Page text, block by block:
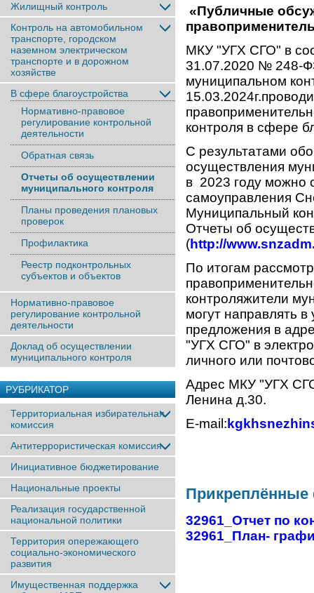
Жилищный контроль
Контроль на автомобильном
транспорте, городском
наземном электрическом
транспорте и в дорожном
хозяйстве
В сфере благоустройства
Нормативно-правовое
регулирование контрольной
деятельности
Обратная связь
Отчеты об осуществлении
муниципального контроля
Планы проведения плановых
проверок
Профилактика
Реестр подконтрольных
субъектов и объектов
Нормативно-правовое
регулирование контрольной
деятельности
Доклад об осуществлении
муниципального контроля
РУБРИКАТОР
Территориальная избирательная
комиссия
Антитеррористическая комиссия
Инициативное бюджетирование
Национальные проекты
Реализация государственной
национальной политики
Территория опережающего
социально-экономического
развития
Имущественная поддержка
«Публичные
МКУ "УГХ СГО" в
31.07.2020 № 248-
муниципальном
контроля в сфере
С результатами
осуществления
в 2023 году можно
самоуправления
Муниципальный
Отчеты об
(http://
По итогам
контроляжители
могут направлять
предложения в
"УГХ СГО" в
личного или
Адрес МКУ "УГХ
Ленина д.30.
E-mail:
32961_Отчет по
32961_План-